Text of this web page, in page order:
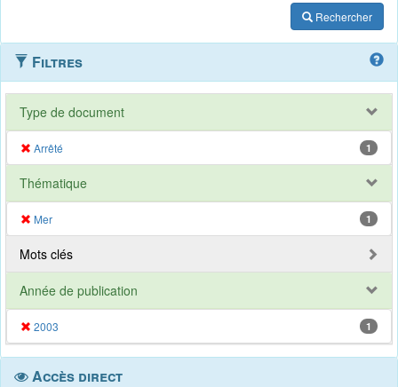
Rechercher
Filtres
Type de document
Arrêté 1
Thématique
Mer 1
Mots clés
Année de publication
2003 1
Accès direct